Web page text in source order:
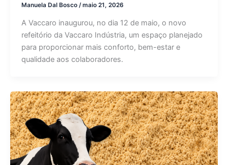
Manuela Dal Bosco /maio 21, 2026
A Vaccaro inaugurou, no dia 12 de maio, o novo
refeitório da Vaccaro Indústria, um espaço planejado
para proporcionar mais conforto, bem-estar e
qualidade aos colaboradores.